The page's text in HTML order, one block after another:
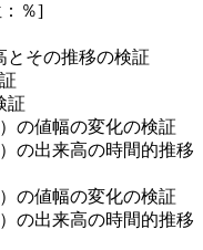
％]
とその推移の検証
証
の値幅の変化の検証
の出来高の時間的推移
の値幅の変化の検証
の出来高の時間的推移